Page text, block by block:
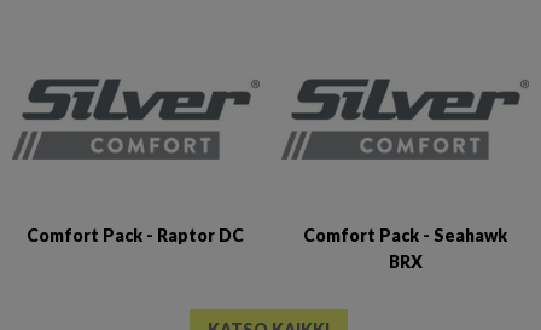
Comfort Pack - Raptor DC
Comfort Pack - Seahawk
BRX